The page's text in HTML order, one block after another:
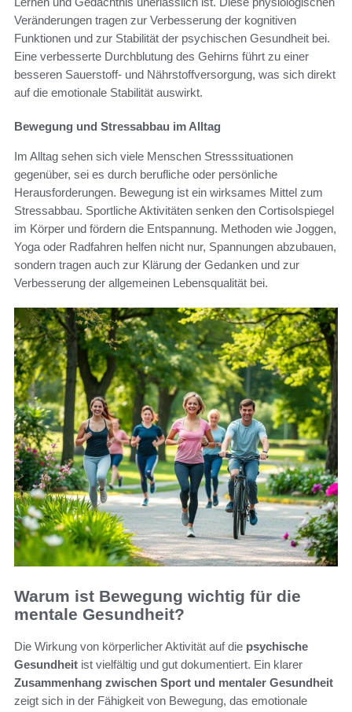
Veränderungen tragen zur Verbesserung der kognitiven
Funktionen und zur Stabilität der psychischen Gesundheit bei.
Eine verbesserte Durchblutung des Gehirns führt zu einer
besseren Sauerstoff- und Nährstoffversorgung, was sich direkt
auf die emotionale Stabilität auswirkt.
Bewegung und Stressabbau im Alltag
Im Alltag sehen sich viele Menschen Stresssituationen
gegenüber, sei es durch berufliche oder persönliche
Herausforderungen. Bewegung ist ein wirksames Mittel zum
Stressabbau. Sportliche Aktivitäten senken den Cortisolspiegel
im Körper und fördern die Entspannung. Methoden wie Joggen,
Yoga oder Radfahren helfen nicht nur, Spannungen abzubauen,
sondern tragen auch zur Klärung der Gedanken und zur
Verbesserung der allgemeinen Lebensqualität bei.
Warum ist Bewegung wichtig für die
mentale Gesundheit?
Die Wirkung von körperlicher Aktivität auf die psychische
Gesundheit ist vielfältig und gut dokumentiert. Ein klarer
Zusammenhang zwischen Sport und mentaler Gesundheit
zeigt sich in der Fähigkeit von Bewegung, das emotionale